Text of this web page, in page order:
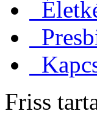
Friss